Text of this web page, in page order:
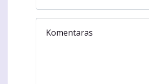
Komentaras